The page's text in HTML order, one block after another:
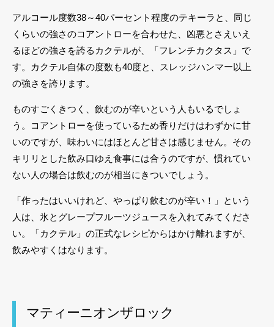
アルコール度数38～40パーセント程度のテキーラと、同じ
くらいの強さのコアントローを合わせた、凶悪とさえいえ
るほどの強さを誇るカクテルが、「フレンチカクタス」で
す。カクテル自体の度数も40度と、スレッジハンマー以上
の強さを誇ります。
ものすごくきつく、飲むのが辛いという人もいるでしょ
う。コアントローを使っているため香りだけはわずかに甘
いのですが、味わいにはほとんど甘さは感じません。その
キリリとした飲み口ゆえ食事には合うのですが、慣れてい
ない人の場合は飲むのが相当にきついでしょう。
「作ったはいいけれど、やっぱり飲むのが辛い！」という
人は、氷とグレープフルーツジュースを入れてみてくださ
い。「カクテル」の正式なレシピからはかけ離れますが、
飲みやすくはなります。
マティーニオンザロック